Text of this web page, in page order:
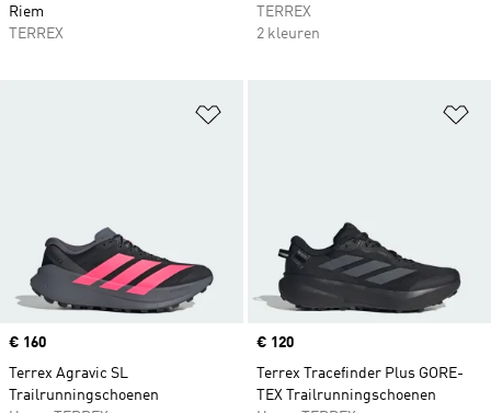
Riem
TERREX
TERREX
2 kleuren
Price
€ 160
Terrex Agravic SL
Trailrunningschoenen
Price
€ 120
Terrex Tracefinder Plus GORE-
TEX Trailrunningschoenen